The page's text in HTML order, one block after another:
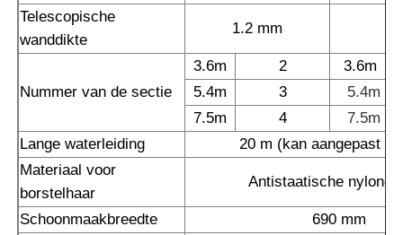
Telescopische
wanddikte
1.2 mm
Nummer van de sectie
3.6m 2
3.6m
5.4m
3
5.4m
7.5m
4
7.5m
Lange waterleiding
20 m (kan aangepast
Materiaal voor
borstelhaar
Antistaatische
Schoonmaakbreedte 690 mm